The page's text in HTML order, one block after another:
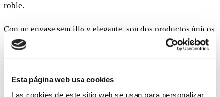
Esta página web usa cookies
Las cookies de este sitio web se usan para personalizar
roble.
Con un envase sencillo y elegante, son dos productos únicos
e irresistibles para cualquier buen amante del aceite y del
vinagre. Dos joyas que deben estar siempre presentes en